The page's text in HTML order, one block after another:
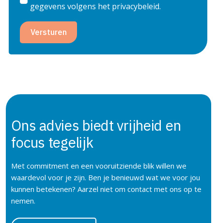
gegevens volgens het privacybeleid.
Versturen
Ons advies biedt vrijheid en
focus tegelijk
Met commitment en een vooruitziende blik willen we
waardevol voor je zijn. Ben je benieuwd wat we voor jou
kunnen betekenen? Aarzel niet om contact met ons op te
nemen.